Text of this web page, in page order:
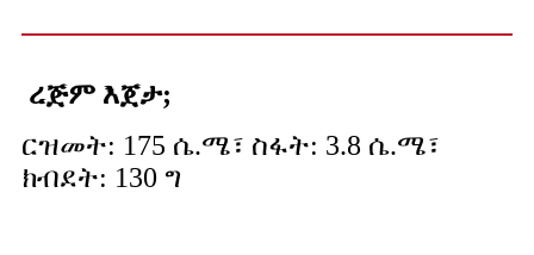
ረጅም እጀታ;
ርዝመት: 175 ሴ.ሜ፣ ስፋት: 3.8 ሴ.ሜ፣
ክብደት: 130 ግ